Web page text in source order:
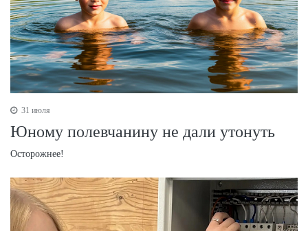
31 июля
Юному полевчанину не дали утонуть
Осторожнее!